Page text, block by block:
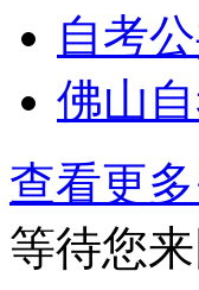
自考
佛山
查看更
等待您